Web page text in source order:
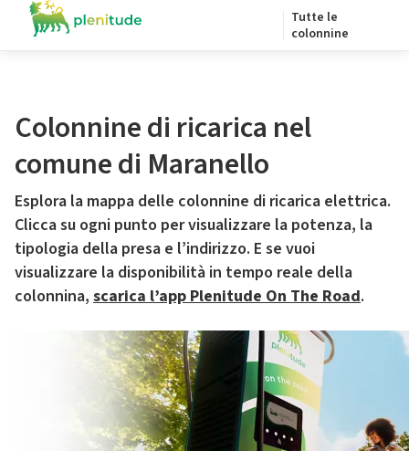
Tutte le
colonnine
Colonnine di ricarica nel
comune di Maranello
Esplora la mappa delle colonnine di ricarica elettrica.
Clicca su ogni punto per visualizzare la potenza, la
tipologia della presa e l’indirizzo. E se vuoi
visualizzare la disponibilità in tempo reale della
colonnina, scarica l’app Plenitude On The Road.